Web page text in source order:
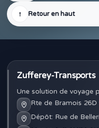
↑ Retour en haut
Zufferey-Transports
Une solution de voyage
Rte de Bramois
Dépôt: Rue de